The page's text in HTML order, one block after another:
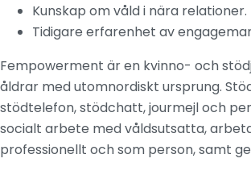
Kunskap om våld i nära relationer.
Tidigare erfarenhet av
Fempowerment är en kvinno- och
åldrar med utomnordiskt ursprung.
stödtelefon, stödchatt, jourmejl och
socialt arbete med våldsutsatta,
professionellt och som person, samt